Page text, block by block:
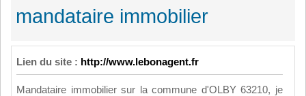
mandataire immobilier
Lien du site : http://www.lebonagent.fr
Mandataire immobilier sur la commune d'OLBY 63210, je